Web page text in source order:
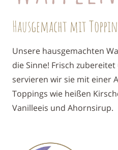
Hausgemacht mit
Unsere hausgemachten
die Sinne! Frisch
servieren wir sie mit einer
Toppings wie heißen
Vanilleeis und Ahornsirup.